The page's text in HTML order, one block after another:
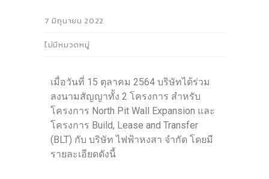
7 มิถุนายน 2022
ไม่มีหมวดหมู่
เมื่อวันที่ 15 ตุลาคม 2564 บริษัทได้ร่วม
ลงนามสัญญาทั้ง 2 โครงการ สำหรับ
โครงการ North Pit Wall Expansion และ
โครงการ Build, Lease and Transfer
(BLT) กับ บริษัท ไฟฟ้าหงสา จำกัด โดยมี
รายละเอียดดังนี้